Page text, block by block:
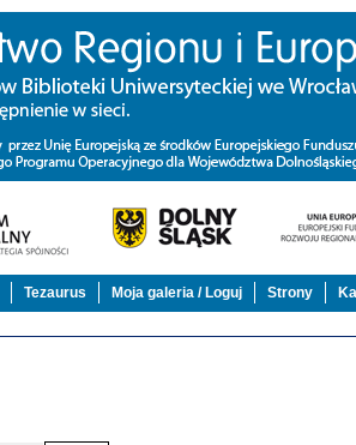
Tezaurus Moja galeria / Loguj Strony